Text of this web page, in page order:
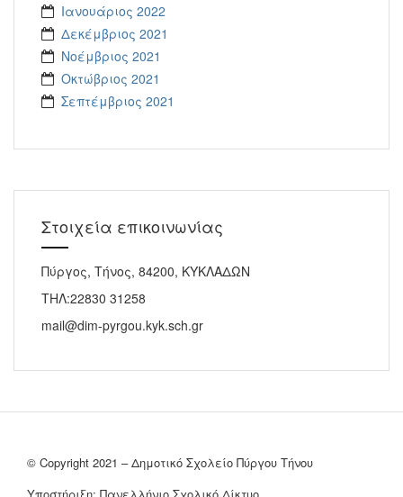
Ιανουάριος 2022
Δεκέμβριος 2021
Νοέμβριος 2021
Οκτώβριος 2021
Σεπτέμβριος 2021
Στοιχεία επικοινωνίας
Πύργος, Τήνος, 84200, ΚΥΚΛΑΔΩΝ
ΤΗΛ:22830 31258
mail@dim-pyrgou.kyk.sch.gr
© Copyright 2021 – Δημοτικό Σχολείο Πύργου Τήνου
Υποστήριξη: Πανελλήνιο Σχολικό Δίκτυο